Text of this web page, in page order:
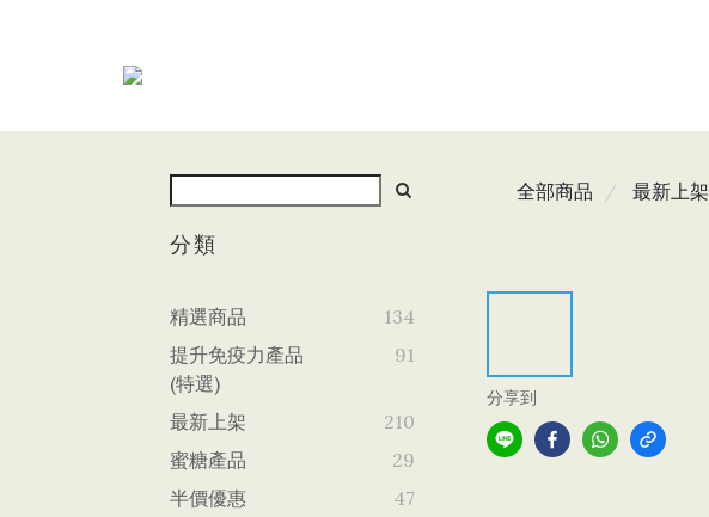
分類
精選商品
134
提升免疫力產品
(特選)
91
最新上架
210
蜜糖產品
29
半價優惠
47
全部商品 最新上架
分享到